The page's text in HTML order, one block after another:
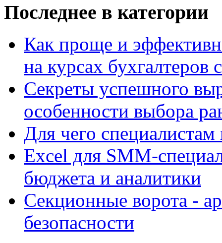
Последнее в категории
Как проще и
на курсах бухгалтеров
Секреты успешного
особенности выбора
Для чего
Excel для SMM-
бюджета и аналитики
Секционные ворота -
безопасности